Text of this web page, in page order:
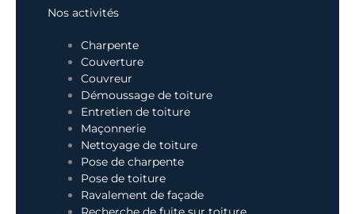
Nos activités
Charpente
Couverture
Couvreur
Démoussage de toiture
Entretien de toiture
Maçonnerie
Nettoyage de toiture
Pose de charpente
Pose de toiture
Ravalement de façade